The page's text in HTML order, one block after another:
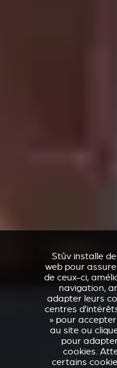
Stûv installe
web pour
de ceux-ci,
navigation,
adapter leurs
centres
» pour
au site ou
pour
cookies.
certains